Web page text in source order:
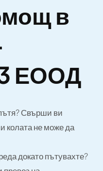
в
ЕООД
Свърши ви
колата не може да
докато пътувахте?